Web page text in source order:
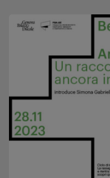
IN PRESENZA
ACCOUNT